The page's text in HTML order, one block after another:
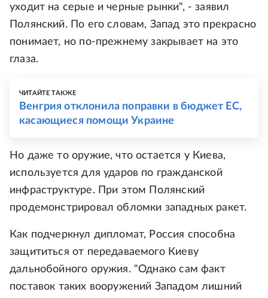
уходит на серые и черные рынки", - заявил
Полянский. По его словам, Запад это прекрасно
понимает, но по-прежнему закрывает на это
глаза.
ЧИТАЙТЕ ТАКЖЕ
Венгрия отклонила поправки в бюджет ЕС,
касающиеся помощи Украине
Но даже то оружие, что остается у Киева,
используется для ударов по гражданской
инфраструктуре. При этом Полянский
продемонстрировал обломки западных ракет.
Как подчеркнул дипломат, Россия способна
защититься от передаваемого Киеву
дальнобойного оружия. "Однако сам факт
поставок таких вооружений Западом лишний